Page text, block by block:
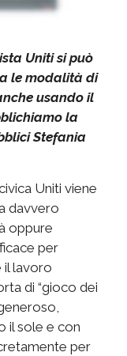
Uniti si può
le modalità di
usando il
la
Stefania
Uniti viene
davvero
oppure
per
il lavoro
di “gioco dei
il sole e con
per